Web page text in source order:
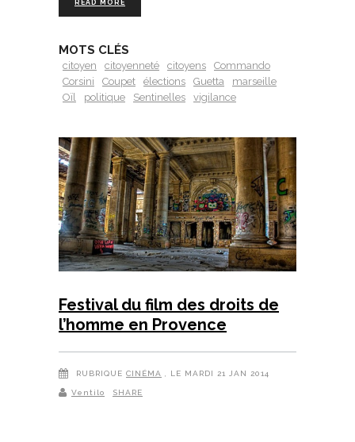
READ MORE
MOTS CLÉS
citoyen citoyenneté citoyens
Commando
Corsini
Coupet élections Guetta
marseille
Oïl
politique Sentinelles vigilance
Festival du film des droits de
l’homme en Provence
RUBRIQUE CINÉMA , LE MARDI 21 JAN 2014
Ventilo SHARE